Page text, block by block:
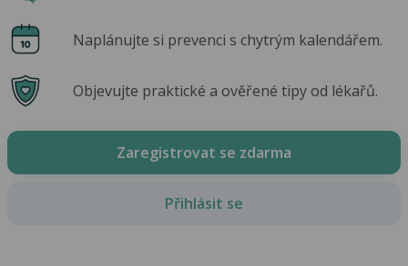
Naplánujte si prevenci s chytrým kalendářem.
Objevujte praktické a ověřené tipy od lékařů.
Zaregistrovat se zdarma
Přihlásit se